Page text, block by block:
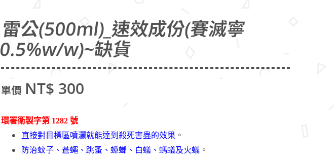
雷公(500ml)_速效成份(賽滅寧
0.5%w/w)~缺貨
單價 NT$ 300
環署衛製字第 1282 號
直接對目標區噴灑就能達到殺死害蟲的效果 。
防治蚊子、蒼蠅、跳蚤、蟑螂、白蟻、螞蟻及火蟻 。